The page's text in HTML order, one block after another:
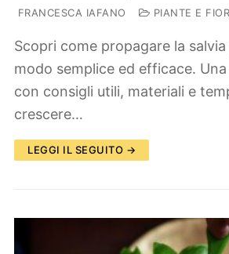
FRANCESCA IAFANO
PIANTE E
Scopri come propagare la
modo semplice ed efficace.
con consigli utili, materiali e
crescere…
LEGGI IL SEGUITO →